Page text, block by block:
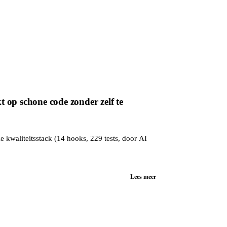
schone code zonder zelf te
kwaliteitsstack (14 hooks, 229 tests, door AI
Lees meer